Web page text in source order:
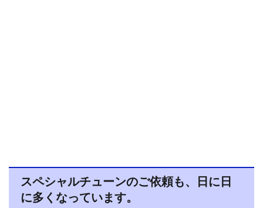
スペシャルチューンのご依頼も、日に日
に多くなっています。